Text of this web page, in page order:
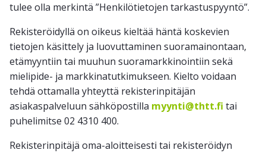
tulee olla merkintä ”Henkilötietojen tarkastuspyyntö”.
Rekisteröidyllä on oikeus kieltää häntä koskevien
tietojen käsittely ja luovuttaminen suoramainontaan,
etämyyntiin tai muuhun suoramarkkinointiin sekä
mielipide- ja markkinatutkimukseen. Kielto voidaan
tehdä ottamalla yhteyttä rekisterinpitäjän
asiakaspalveluun sähköpostilla myynti@thtt.fi tai
puhelimitse 02 4310 400.
Rekisterinpitäjä oma-aloitteisesti tai rekisteröidyn